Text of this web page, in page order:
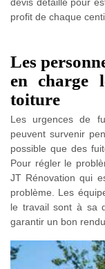
profit de chaque
Les
en charge
toiture
Les urgences de
peuvent survenir
possible que des
Pour régler le
JT Rénovation qui
problème. Les
le travail sont à sa
garantir un bon